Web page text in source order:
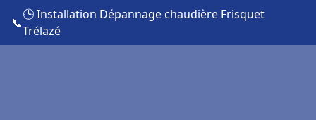
📞
🕒 Installation Dépannage chaudière Frisquet
Trélazé